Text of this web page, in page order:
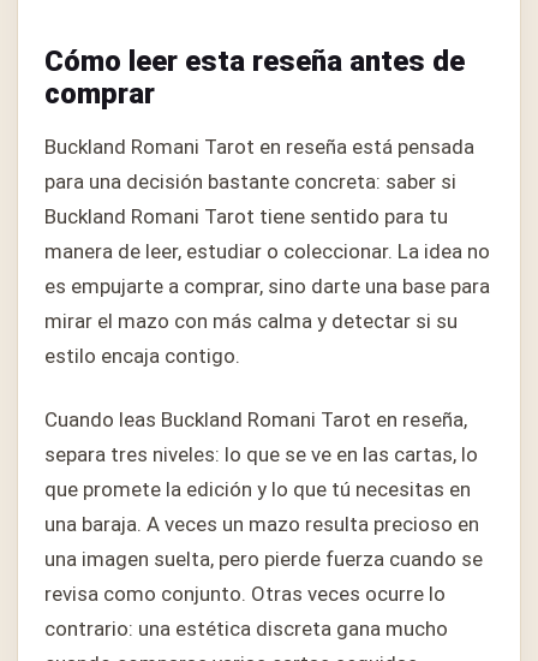
Cómo leer esta reseña antes de
comprar
Buckland Romani Tarot en reseña está pensada
para una decisión bastante concreta: saber si
Buckland Romani Tarot tiene sentido para tu
manera de leer, estudiar o coleccionar. La idea no
es empujarte a comprar, sino darte una base para
mirar el mazo con más calma y detectar si su
estilo encaja contigo.
Cuando leas Buckland Romani Tarot en reseña,
separa tres niveles: lo que se ve en las cartas, lo
que promete la edición y lo que tú necesitas en
una baraja. A veces un mazo resulta precioso en
una imagen suelta, pero pierde fuerza cuando se
revisa como conjunto. Otras veces ocurre lo
contrario: una estética discreta gana mucho